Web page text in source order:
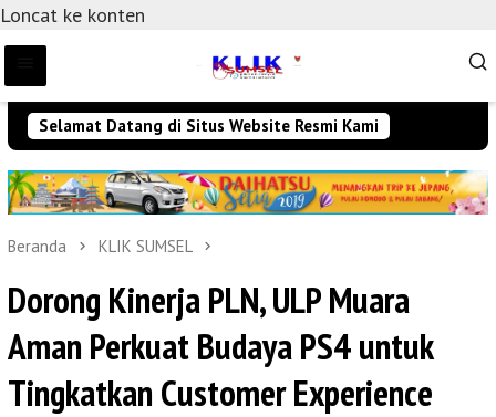
Loncat ke konten
Selamat Datang di Situs Website Resmi Kami
Beranda KLIK SUMSEL
Dorong Kinerja PLN, ULP Muara
Aman Perkuat Budaya PS4 untuk
Tingkatkan Customer Experience